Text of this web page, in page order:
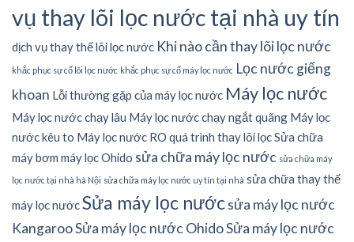
vụ thay lõi lọc nước tại nhà uy tín
dịch vụ thay thế lõi lọc nước Khi nào cần thay lõi lọc nước
khắc phục sự cố lõi lọc nước khắc phục sự cố máy lọc nước Lọc nước giếng
khoan Lỗi thường gặp của máy lọc nước Máy lọc nước
Máy lọc nước chạy lâu Máy lọc nước chạy ngắt quãng Máy lọc
nước kêu to Máy lọc nước RO quá trình thay lõi lọcSửa chữa
máy bơm máy lọc Ohido sửa chữa máy lọc nước sửa chữa máy
lọc nước tại nhà hà Nội sửa chữa máy lọc nước uy tín tại nhà sửa chữa thay thế
máy lọc nướcSửa máy lọc nướcsửa máy lọc nước
KangarooSửa máy lọc nước OhidoSửa máy lọc nước